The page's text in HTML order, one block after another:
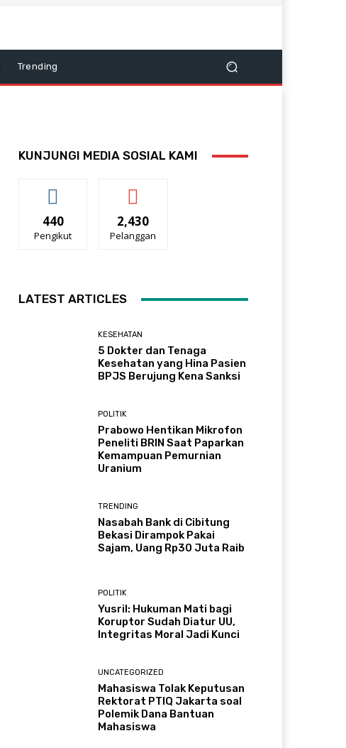
Trending
KUNJUNGI MEDIA SOSIAL KAMI
440
Pengikut
2,430
Pelanggan
LATEST ARTICLES
KESEHATAN
5 Dokter dan Tenaga
Kesehatan yang Hina Pasien
BPJS Berujung Kena Sanksi
POLITIK
Prabowo Hentikan Mikrofon
Peneliti BRIN Saat Paparkan
Kemampuan Pemurnian
Uranium
TRENDING
Nasabah Bank di Cibitung
Bekasi Dirampok Pakai
Sajam, Uang Rp30 Juta Raib
POLITIK
Yusril: Hukuman Mati bagi
Koruptor Sudah Diatur UU,
Integritas Moral Jadi Kunci
UNCATEGORIZED
Mahasiswa Tolak Keputusan
Rektorat PTIQ Jakarta soal
Polemik Dana Bantuan
Mahasiswa